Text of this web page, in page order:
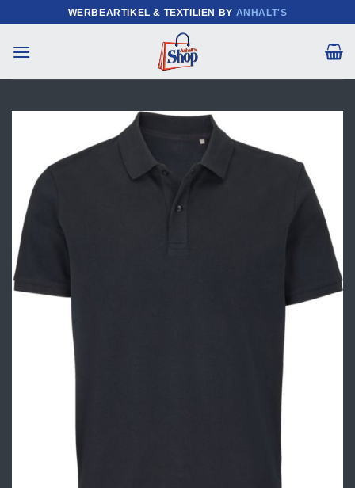
Inhalt
springen
WERBEARTIKEL & TEXTILIEN BY ANHALT'S